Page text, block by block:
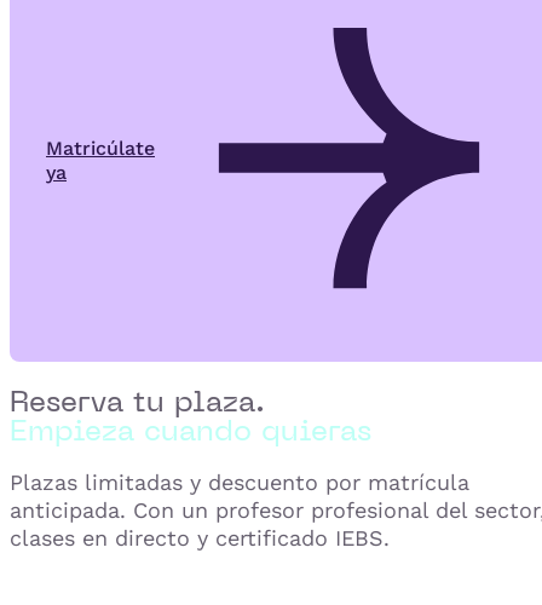
Matricúlate
ya
Reserva tu plaza.
Empieza cuando quieras
Plazas limitadas y descuento por matrícula
anticipada. Con un profesor profesional del
clases en directo y certificado IEBS.